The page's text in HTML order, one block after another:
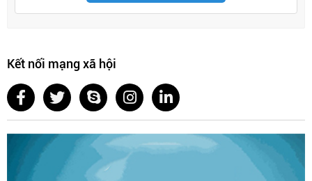
Kết nối mạng xã hội